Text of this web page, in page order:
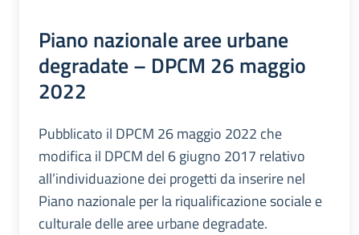
Piano nazionale aree urbane
degradate – DPCM 26 maggio
2022
Pubblicato il DPCM 26 maggio 2022 che
modifica il DPCM del 6 giugno 2017 relativo
all’individuazione dei progetti da inserire nel
Piano nazionale per la riqualificazione sociale e
culturale delle aree urbane degradate.